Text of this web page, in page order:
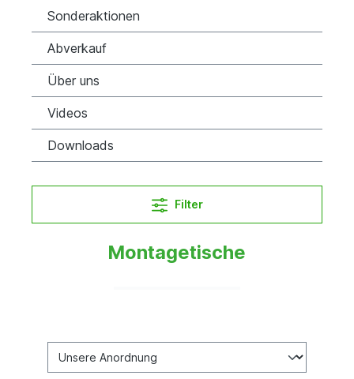
Sonderaktionen
Abverkauf
Über uns
Videos
Downloads
Filter
Montagetische